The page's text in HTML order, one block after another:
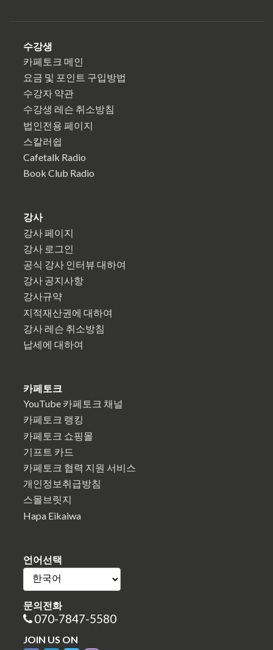
수강생
카페토크 메인
요금 및 포인트 구입방법
수강자 약관
수강생 레슨 취소방침
법인전용 페이지
스칼러쉽
Cafetalk Radio
Book Club Radio
강사
강사 페이지
강사 로그인
공식 강사 인터뷰 대하여
강사 공지사항
강사규약
지적재산권에 대하여
강사 레슨 취소방침
납세에 대하여
카페토크
YouTube 카페토크 채널
카페토크 랭킹
카페토크 쇼핑몰
기프트 카드
카페토크 협력 지원 서비스
개인정보취급방침
스몰브릿지
Hapa Eikaiwa
언어선택
문의전화
070-7847-5580
JOIN US ON